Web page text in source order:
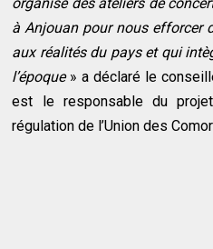
à Anjouan pour nous efforcer
aux réalités du pays et qui
l’époque» a déclaré le
est le responsable du
régulation de l’Union des